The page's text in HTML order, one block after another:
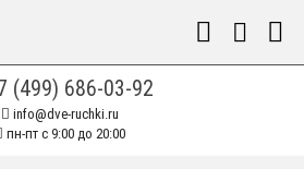
(499) 686-03-92
info@dve-ruchki.ru
пн-пт с 9:00 до 20:00